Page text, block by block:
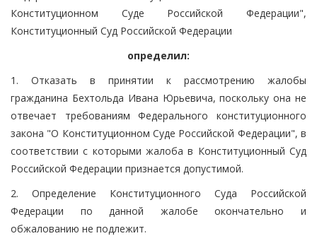
Конституционном Суде Российской Федерации",
Конституционный Суд Российской Федерации
определил:
1. Отказать в принятии к рассмотрению жалобы
гражданина Бехтольда Ивана Юрьевича, поскольку она не
отвечает требованиям Федерального конституционного
закона "О Конституционном Суде Российской Федерации", в
соответствии с которыми жалоба в Конституционный Суд
Российской Федерации признается допустимой.
2. Определение Конституционного Суда Российской
Федерации по данной жалобе окончательно и
обжалованию не подлежит.